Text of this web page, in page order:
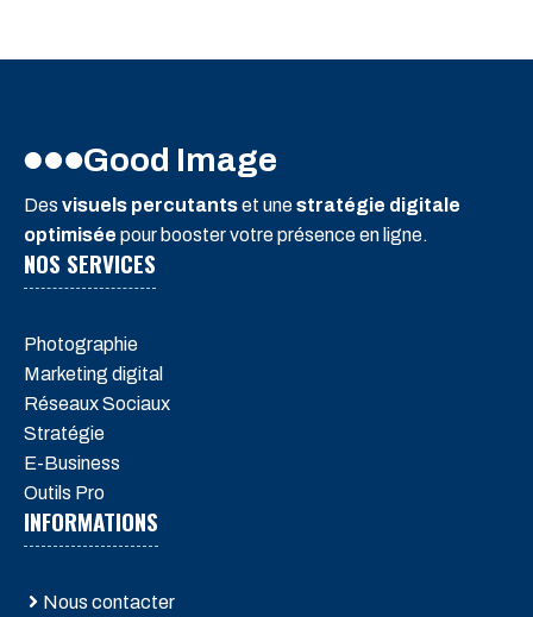
Good Image
Des visuels percutantset unestratégie digitale
optimisée pour booster votre présence en ligne.
NOS SERVICES
Photographie
Marketing digital
Réseaux Sociaux
Stratégie
E-Business
Outils Pro
INFORMATIONS
Nous contacter